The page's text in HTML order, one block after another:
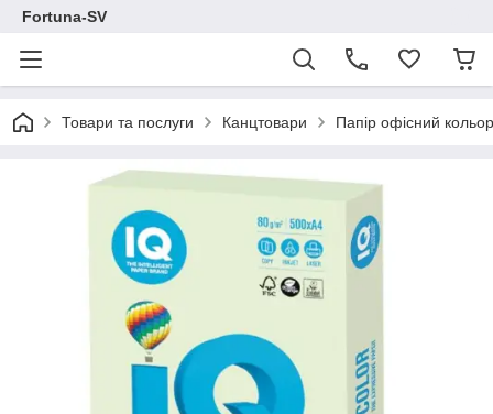
Fortuna-SV
Товари та послуги Канцтовари Папір офісний